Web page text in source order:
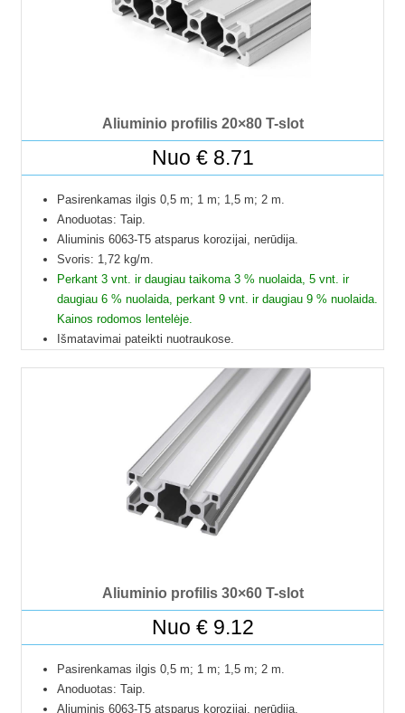
Kad matytumėte kainą pasirinkite ilgį.
Aliuminio profilis 20×80 T-slot
Nuo €8.71
Pasirenkamas ilgis 0,5 m; 1 m; 1,5 m; 2 m.
Anoduotas: Taip.
Aliuminis 6063-T5 atsparus korozijai, nerūdija.
Svoris: 1,72 kg/m.
Perkant 3 vnt. ir daugiau taikoma 3 % nuolaida, 5 vnt. ir
daugiau 6 % nuolaida, perkant 9 vnt. ir daugiau 9 % nuolaida.
Kainos rodomos lentelėje.
Išmatavimai pateikti nuotraukose.
Į paštomatus pristatome tik 50 cm ilgio profilius, kitų ilgių
profiliai į paštomatus netelpa, todėl juos galime pristatyti
tik jūsų nurodytu adresu.
Profilių Ilgis gali būti su 1 mm paklaida.
Dėl klausimų ir užsakymų kitokių ilgių profilių galite kreiptis
Kad matytumėte kainą pasirinkite ilgį.
Aliuminio profilis 30×60 T-slot
Nuo €9.12
Pasirenkamas ilgis 0,5 m; 1 m; 1,5 m; 2 m.
Anoduotas: Taip.
Aliuminis 6063-T5 atsparus korozijai, nerūdija.